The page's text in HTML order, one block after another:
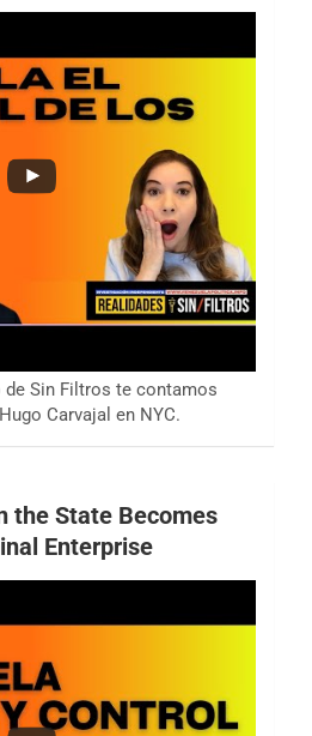
Sin Filtros te contamos
Carvajal en NYC.
the State Becomes
Enterprise